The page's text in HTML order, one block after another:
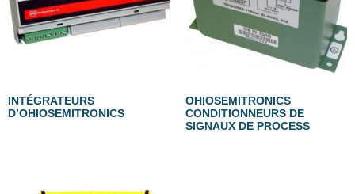
INTÉGRATEURS
D’OHIOSEMITRONICS
OHIOSEMITRONICS
CONDITIONNEURS DE
SIGNAUX DE PROCESS